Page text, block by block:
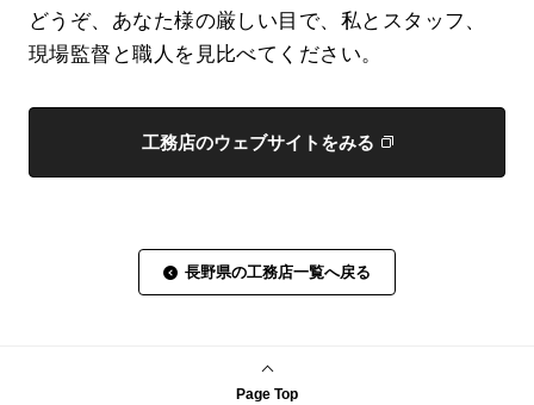
どうぞ、あなた様の厳しい目で、私とスタッフ、
現場監督と職人を見比べてください。
工務店のウェブサイトをみる
長野県の工務店一覧へ戻る
Page Top